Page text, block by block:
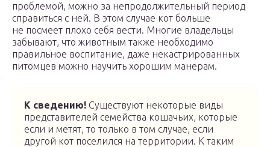
проблемой, можно за непродолжительный период
справиться с ней. В этом случае кот больше
не посмеет плохо себя вести. Многие владельцы
забывают, что животным также необходимо
правильное воспитание, даже некастрированных
питомцев можно научить хорошим манерам.
К сведению! Существуют некоторые виды
представителей семейства кошачьих, которые
если и метят, то только в том случае, если
другой кот поселился на территории. К таким